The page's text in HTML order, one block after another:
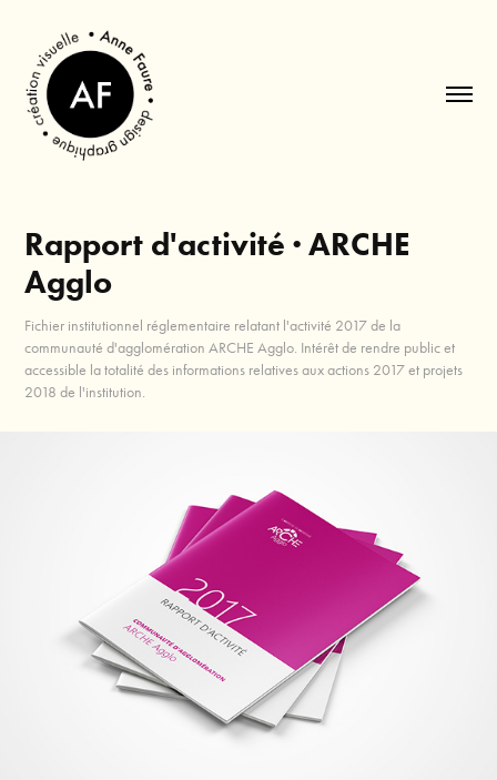
Rapport d'activité · ARCHE
Agglo
Fichier institutionnel réglementaire relatant l'activité 2017 de la
communauté d'agglomération ARCHE Agglo. Intérêt de rendre public et
accessible la totalité des informations relatives aux actions 2017 et projets
2018 de l'institution.